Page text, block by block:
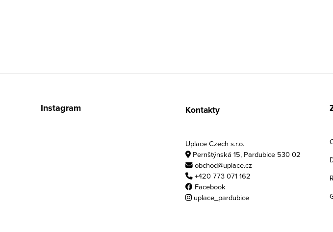
Instagram Kontakty
Uplace Czech s.r.o.
Pernštýnská 15, Pardubice 530 02
obchod@uplace.cz
+420 773 071 162
Facebook
uplace_pardubice